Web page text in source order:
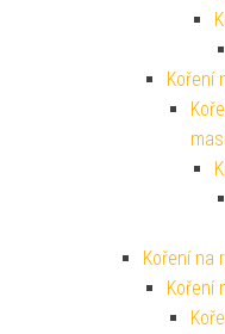
Koření
Koření na
Koření